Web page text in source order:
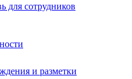
для сотрудников
и разметки